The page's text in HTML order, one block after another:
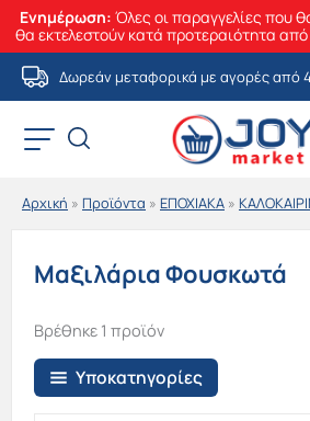
Ενημέρωση: Όλες οι παραγγελίες που
θα εκτελεστούν κατά προτεραιότητα από
Μετάβαση
στο
περιεχόμενο
Δωρεάν μεταφορικά με αγορές από
Αρχική » Προϊόντα » ΕΠΟΧΙΑΚΑ »
Μαξιλάρια Φουσκωτά
Υποκατηγορίες
Βρέθηκε 1 προϊόν